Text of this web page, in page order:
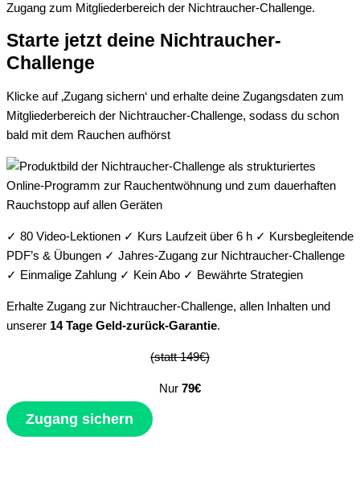
Zugang zum Mitgliederbereich der Nichtraucher-Challenge.
Starte jetzt deine Nichtraucher-
Challenge
Klicke auf ‚Zugang sichern‘ und erhalte deine Zugangsdaten zum
Mitgliederbereich der Nichtraucher-Challenge, sodass du schon
bald mit dem Rauchen aufhörst
✓ 80 Video-Lektionen ✓ Kurs Laufzeit über 6 h ✓ Kursbegleitende
PDF’s & Übungen ✓ Jahres-Zugang zur Nichtraucher-Challenge
✓ Einmalige Zahlung ✓ Kein Abo ✓ Bewährte Strategien
Erhalte Zugang zur Nichtraucher-Challenge, allen Inhalten und
unserer 14 Tage Geld-zurück-Garantie.
(statt 149€)
Nur 79€
Zugang sichern